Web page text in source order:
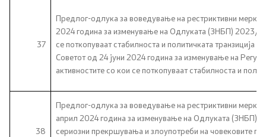
37
Предлог-одлука за воведување на рестриктивни
2024 година за изменување на Одлуката (ЗНБП) 2023/
се поткопуваат стабилноста и политичката
Советот од 24 јуни 2024 година за изменување на
активностите со кои се поткопуваат стабилноста и
38
Предлог-одлука за воведување на рестриктивни
април 2024 година за изменување на Одлуката (ЗНБП)
сериозни прекршувања и злоупотреби на човековите